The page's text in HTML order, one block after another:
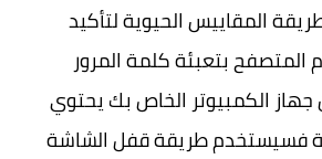
المقاييس الحيوية لتأكيد
بتعبئة كلمة المرور
جهاز الكمبيوتر الخاص بك يحتوي
فسيستخدم طريقة قفل الشاشة